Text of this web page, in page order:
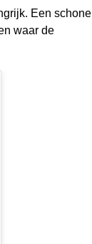
Een schone
waar de